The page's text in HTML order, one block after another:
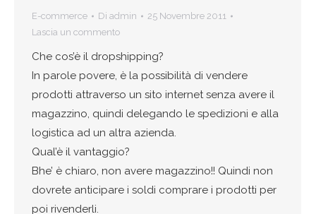
E-commerce Di admin
25 Novembre 2011
Lascia un commento
Che cos’è il dropshipping?
In parole povere, è la possibilità di vendere
prodotti attraverso un sito internet senza avere il
magazzino, quindi delegando le spedizioni e alla
logistica ad un altra azienda.
Qual’è il vantaggio?
Bhe’ è chiaro, non avere magazzino!! Quindi non
dovrete anticipare i soldi comprare i prodotti per
poi rivenderli.